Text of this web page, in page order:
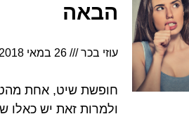
הבאה
עוזי בכר 26 במאי 2018 18:48
חופשת שיט, אחת
ולמרות זאת יש כאלו